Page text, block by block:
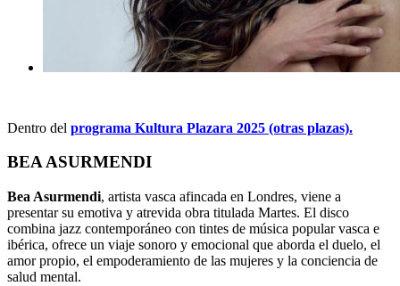
Dentro del programa Kultura Plazara 2025 (otras plazas).
BEA ASURMENDI
Bea Asurmendi, artista vasca afincada en Londres, viene a
presentar su emotiva y atrevida obra titulada Martes. El disco
combina jazz contemporáneo con tintes de música popular vasca e
ibérica, ofrece un viaje sonoro y emocional que aborda el duelo, el
amor propio, el empoderamiento de las mujeres y la conciencia de
salud mental.